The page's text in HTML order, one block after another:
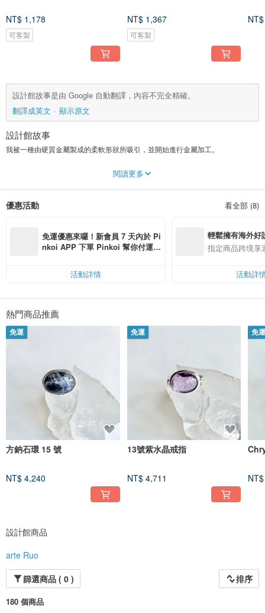
NT$ 1,178
可客製
NT$ 1,367
可客製
設計館故事是由 Google 自動翻譯，內容不完全精確。
翻譯成英文
顯示原文
設計館故事
我被一種由硬質金屬製成的柔軟形狀所吸引，並開始進行金屬加工。
在pinkoi，我們將提供主要由黃銅和銀製成的配件。
我們的目標是創造可以享受日常事物的作品，例如簡單的設計事物，以及一些獨
閱讀更多
優惠活動 看全部 (8)
免運優惠來囉！新會員 7 天內於 Pi
nkoi APP 下單 Pinkoi 幫你付運
活動詳情
輕鬆擁有海外好
指定商品跨境享
活動詳
熱門商品推薦
免運
方鈉石環 15 號
NT$ 4,240
免運
13號紫水晶戒指
NT$ 4,711
免
設計館商品
arte Ruo
篩選商品 ( 0 )
排序
180 個商品